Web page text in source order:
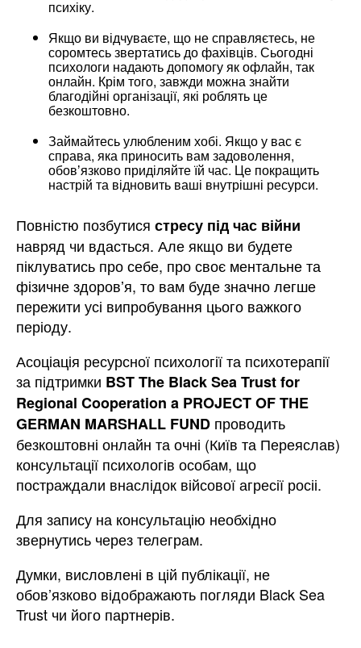
психіку.
Якщо ви відчуваєте, що не справляєтесь, не
соромтесь звертатись до фахівців. Сьогодні
психологи надають допомогу як офлайн, так
онлайн. Крім того, завжди можна знайти
благодійні організації, які роблять це
безкоштовно.
Займайтесь улюбленим хобі. Якщо у вас є
справа, яка приносить вам задоволення,
обовʼязково приділяйте їй час. Це покращить
настрій та відновить ваші внутрішні ресурси.
Повністю позбутися стресу під час війни
навряд чи вдасться. Але якщо ви будете
піклуватись про себе, про своє ментальне та
фізичне здоровʼя, то вам буде значно легше
пережити усі випробування цього важкого
періоду.
Асоціація ресурсної психології та психотерапії
за підтримки BST The Black Sea Trust for
Regional Cooperation a PROJECT OF THE
GERMAN MARSHALL FUND проводить
безкоштовні онлайн та очні (Київ та Переяслав)
консультації психологів особам, що
постраждали внаслідок війсової агресії росіі.
Для запису на консультацію необхідно
звернутись через телеграм.
Думки, висловлені в цій публікації, не
обов’язково відображають погляди Black Sea
Trust чи його партнерів.